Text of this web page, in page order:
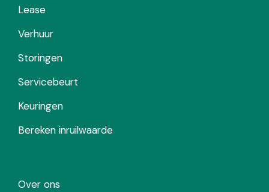
Lease
Verhuur
Storingen
Servicebeurt
Keuringen
Bereken inruilwaarde
Over ons